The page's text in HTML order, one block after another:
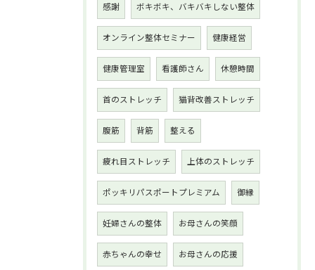
感謝 ボキボキ、バキバキしない整体
オンライン整体セミナー 健康経営
健康管理室 看護師さん 休憩時間
首のストレッチ 猫背改善ストレッチ
腹筋 背筋 整える
疲れ目ストレッチ 上体のストレッチ
ポッキリパスポートプレミアム 御縁
妊婦さんの整体 お母さんの笑顔
赤ちゃんの幸せ お母さんの応援